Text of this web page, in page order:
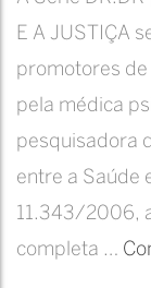
E A JUSTIÇA
promotores de
pela médica
pesquisadora
entre a Saúde
11.343/2006,
completa …